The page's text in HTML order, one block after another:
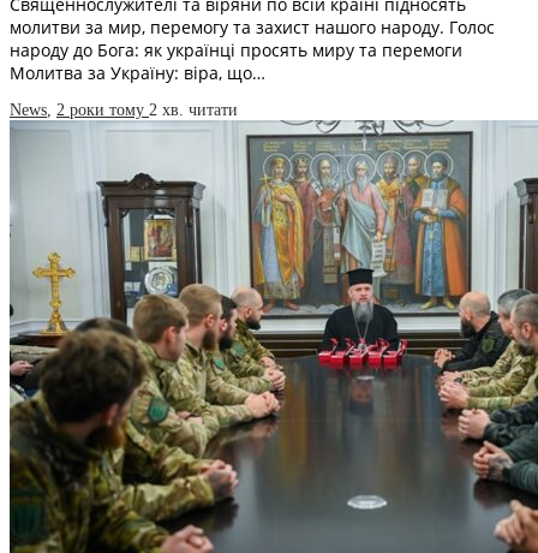
молитви за мир, перемогу та захист нашого народу. Голос
народу до Бога: як українці просять миру та перемоги
Молитва за Україну: віра, що…
News 2 роки тому 2 хв. читати